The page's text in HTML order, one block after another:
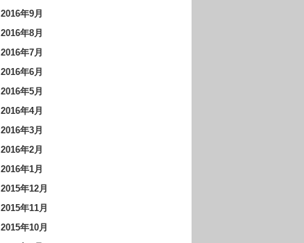
2016年9月
2016年8月
2016年7月
2016年6月
2016年5月
2016年4月
2016年3月
2016年2月
2016年1月
2015年12月
2015年11月
2015年10月